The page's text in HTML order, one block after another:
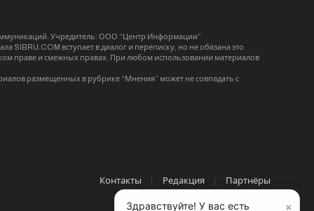
Учредитель: ООО “Центр Информации”
SIBRU.COM вступает в диалог и переписку, но не обязана это
праве и смежных правах. При любом использовании материалов
размещенных в рубрике “Мнения” может не совпадать с
Контакты Редакция Партнёры
×
Здравствуйте! У вас есть